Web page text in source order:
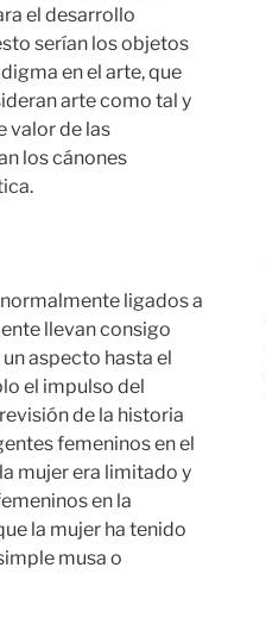
el desarrollo
serían los objetos
en el arte, que
arte como tal y
valor de las
los cánones
ligados a
llevan consigo
aspecto hasta el
el impulso del
de la historia
femeninos en el
mujer era limitado y
en la
la mujer ha tenido
musa o